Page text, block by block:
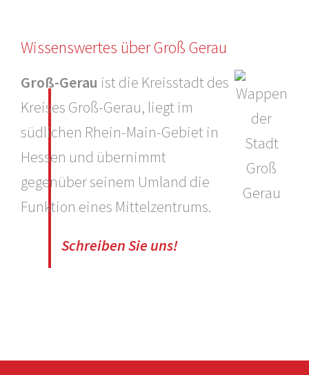
Wissenswertes über Groß Gerau
Groß-Gerau ist die Kreisstadt des
Kreises Groß-Gerau, liegt im
südlichen Rhein-Main-Gebiet in
Hessen und übernimmt
gegenüber seinem Umland die
Funktion eines Mittelzentrums.
Schreiben Sie uns!